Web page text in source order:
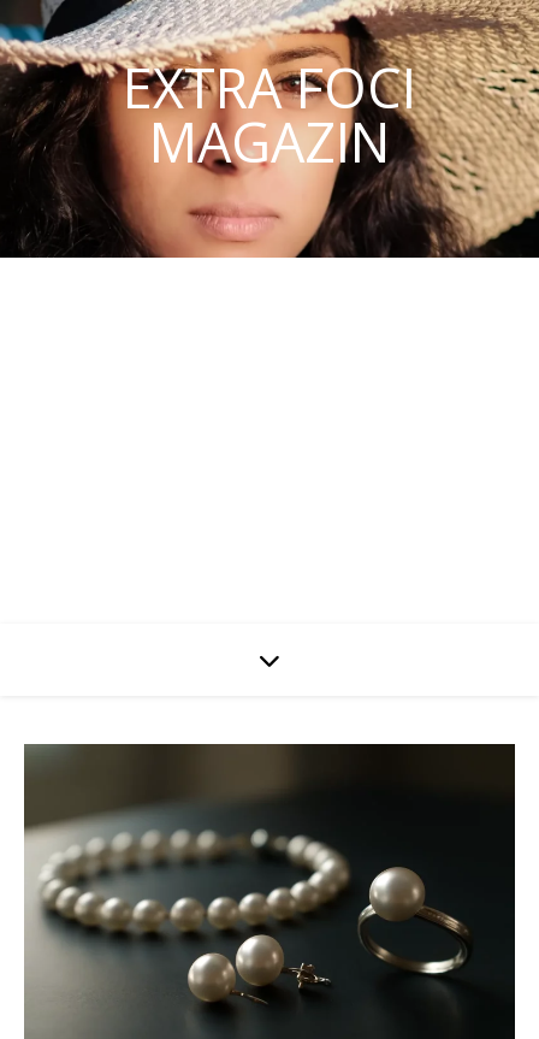
EXTRA FOCI
MAGAZIN